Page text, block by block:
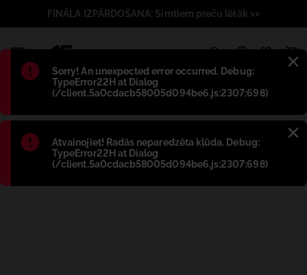
Błąd:
Sorry! An unexpected error occurred. Debug:
TypeError22H at Dialog
(/client.5a0cdacb58005d094be6.js:2307:698)
Błąd:
Atvainojiet! Radās neparedzēta kļūda. Debug:
TypeError22H at Dialog
(/client.5a0cdacb58005d094be6.js:2307:698)
FINĀLA IZPĀRDOŠANA: Simtiem preču lētāk >>